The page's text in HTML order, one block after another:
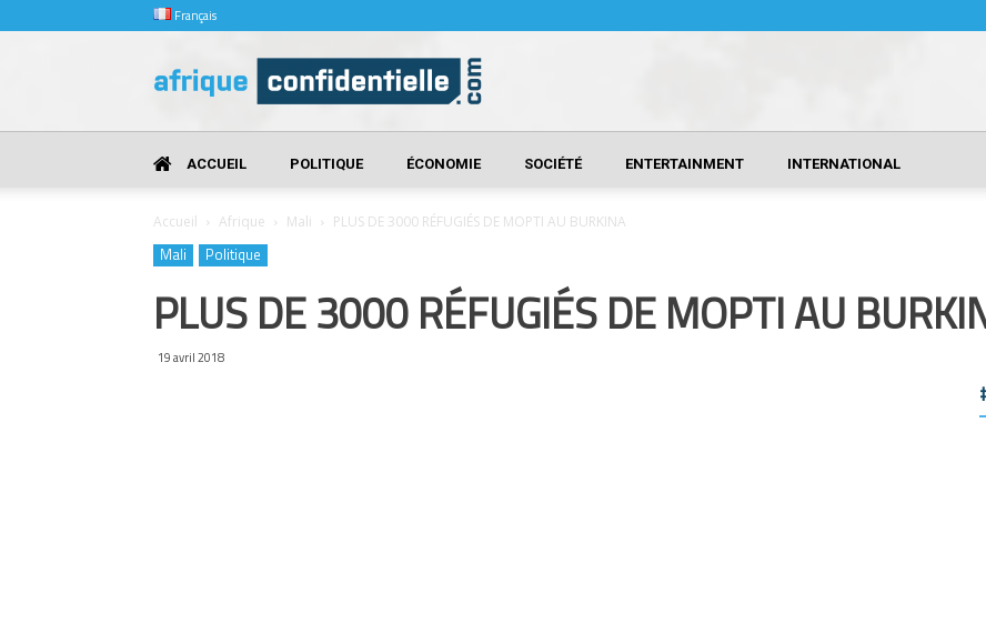
Français
Confidentielle
ACCUEIL POLITIQUE ÉCONOMIE SOCIÉTÉ ENTERTAINMENT INTERNATIONAL
Accueil Afrique Mali PLUS DE 3000 RÉFUGIÉS DE MOPTI AU BURKINA
Mali Politique
PLUS DE 3000 RÉFUGIÉS DE MOPTI AU
19 avril 2018